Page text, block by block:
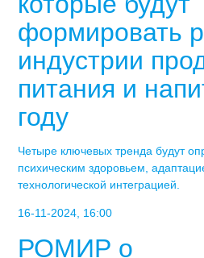
формировать
индустрии
питания и
году
Четыре ключевых тренда будут
психическим здоровьем,
технологической интеграцией.
16-11-2024, 16:00
РОМИР о